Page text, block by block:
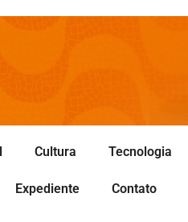
Cultura Tecnologia
Expediente Contato